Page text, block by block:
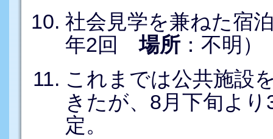
社会見学を兼ねた宿
年2回場所 ：不明）
これまでは公共施設
きたが、8月下旬よ
定。